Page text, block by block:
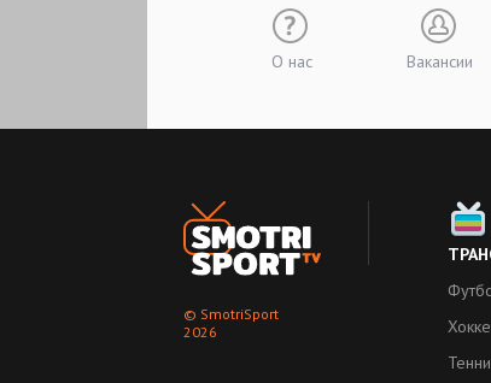
04 августа 2017,21:45
Сербия до 16 жен -
Баскетбол. Европа.
Франция до 16 жен -
07 августа 2016 22:00
Италия до 16 жен -
Баскетбол. Европа.
О нас Вакансии
© SmotriSport
2026